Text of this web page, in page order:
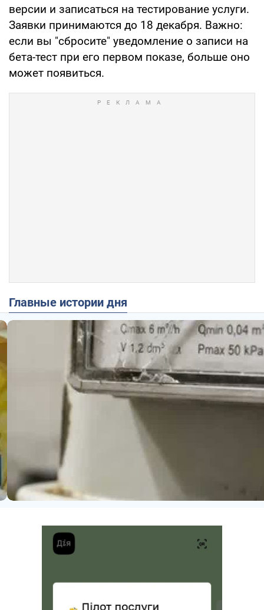
версии и записаться на тестирование услуги.
Заявки принимаются до 18 декабря. Важно:
если вы "сбросите" уведомление о записи на
бета-тест при его первом показе, больше оно
может появиться.
Главные истории дня